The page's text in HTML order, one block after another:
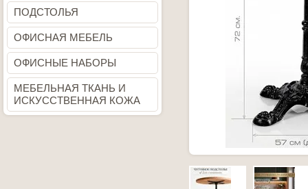
ПОДСТОЛЬЯ
ОФИСНАЯ МЕБЕЛЬ
ОФИСНЫЕ НАБОРЫ
МЕБЕЛЬНАЯ ТКАНЬ И
ИСКУССТВЕННАЯ КОЖА